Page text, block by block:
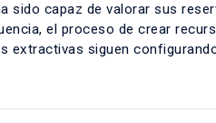
sido capaz de valorar sus
el proceso de crear
extractivas siguen